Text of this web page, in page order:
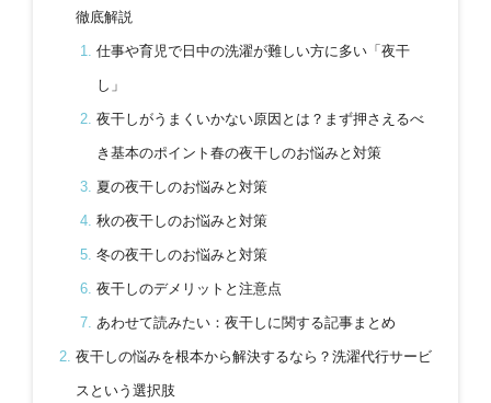
徹底解説
仕事や育児で日中の洗濯が難しい方に多い「夜干
し」
夜干しがうまくいかない原因とは？まず押さえるべ
き基本のポイント春の夜干しのお悩みと対策
夏の夜干しのお悩みと対策
秋の夜干しのお悩みと対策
冬の夜干しのお悩みと対策
夜干しのデメリットと注意点
あわせて読みたい：夜干しに関する記事まとめ
夜干しの悩みを根本から解決するなら？洗濯代行サービ
スという選択肢